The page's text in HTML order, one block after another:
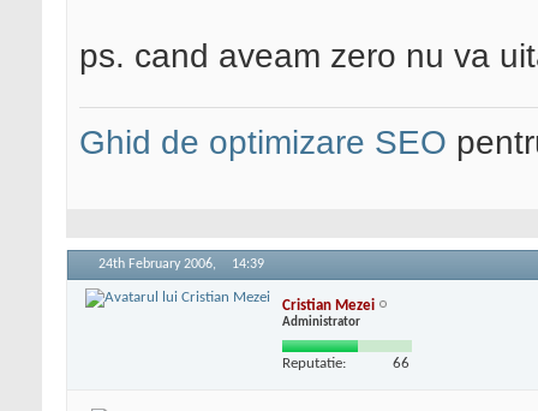
ps. cand aveam zero nu va
Ghid de optimizare SEO
24th February 2006, 14:39
Cristian Mezei
Administrator
Reputatie: 66